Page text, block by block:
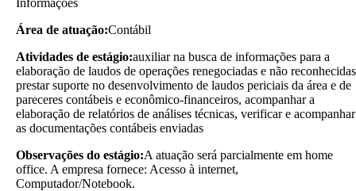
Área de atuação:Contábil
Atividades de estágio:auxiliar na busca de informações para a
elaboração de laudos de operações renegociadas e não
prestar suporte no desenvolvimento de laudos periciais da área e de
pareceres contábeis e econômico-financeiros, acompanhar a
elaboração de relatórios de análises técnicas, verificar e acompanhar
as documentações contábeis enviadas
Observações do estágio:A atuação será parcialmente em home
office. A empresa fornece: Acesso à internet,
Computador/Notebook.